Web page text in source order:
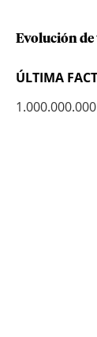
Evolución de
ÚLTIMA